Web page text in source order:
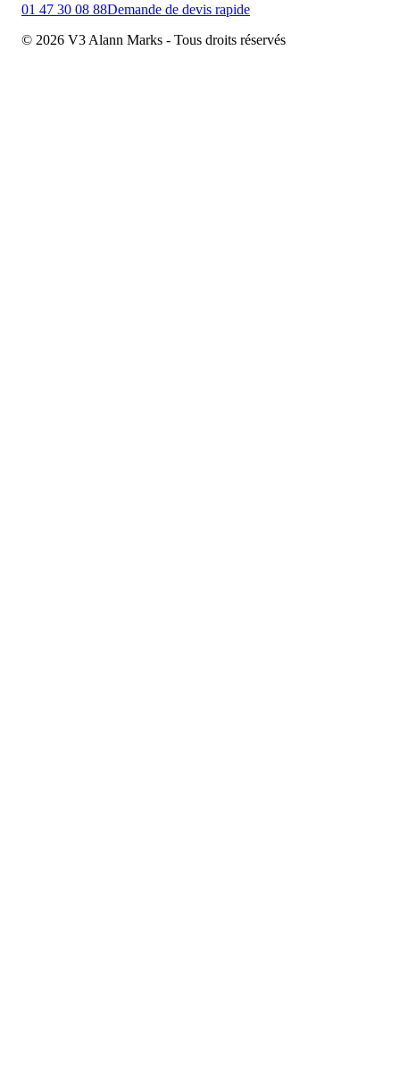
01 47 30 08 88Demande de devis rapide
© 2026 V3 Alann Marks - Tous droits réservés